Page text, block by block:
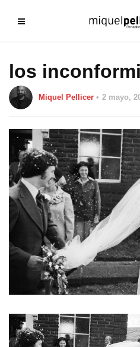
los
Miquel Pellicer 2 mayo,